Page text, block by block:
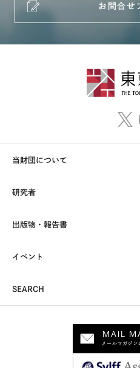
お問合せ
当財団について
研究者
出版物・報告書
イベント
SEARCH